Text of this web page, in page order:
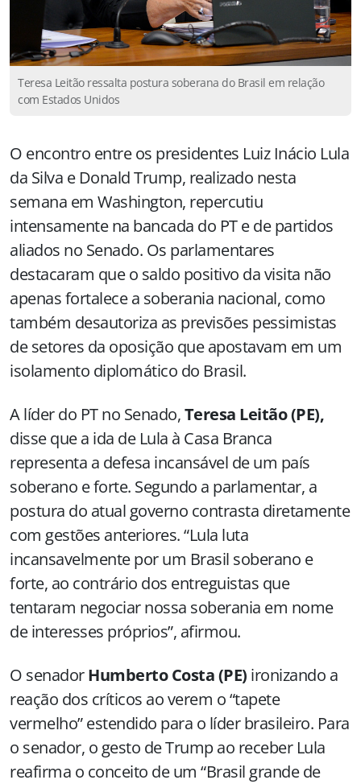
Teresa Leitão ressalta postura soberana do Brasil em relação
com Estados Unidos
O encontro entre os presidentes Luiz Inácio Lula
da Silva e Donald Trump, realizado nesta
semana em Washington, repercutiu
intensamente na bancada do PT e de partidos
aliados no Senado. Os parlamentares
destacaram que o saldo positivo da visita não
apenas fortalece a soberania nacional, como
também desautoriza as previsões pessimistas
de setores da oposição que apostavam em um
isolamento diplomático do Brasil.
A líder do PT no Senado,Teresa Leitão (PE),
disse que a ida de Lula à Casa Branca
representa a defesa incansável de um país
soberano e forte. Segundo a parlamentar, a
postura do atual governo contrasta diretamente
com gestões anteriores. “Lula luta
incansavelmente por um Brasil soberano e
forte, ao contrário dos entreguistas que
tentaram negociar nossa soberania em nome
de interesses próprios”, afirmou.
O senadorHumberto Costa (PE) ironizando a
reação dos críticos ao verem o “tapete
vermelho” estendido para o líder brasileiro. Para
o senador, o gesto de Trump ao receber Lula
reafirma o conceito de um “Brasil grande de